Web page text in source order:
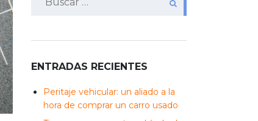
ENTRADAS RECIENTES
Peritaje vehicular: un aliado a la
hora de comprar un carro usado